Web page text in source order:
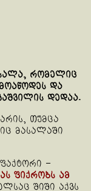
რომელიც
და
დედაა.
თუმცა
მასალაში
–
ფიქრობს ამ
შიში აქვს